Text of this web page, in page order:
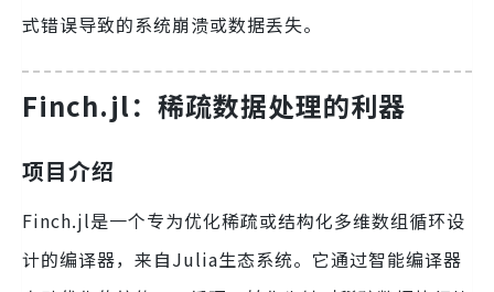
式错误导致的系统崩溃或数据丢失。
Finch.jl：稀疏数据处理的利器
项目介绍
Finch.jl是一个专为优化稀疏或结构化多维数组循环设
计的编译器，来自Julia生态系统。它通过智能编译器